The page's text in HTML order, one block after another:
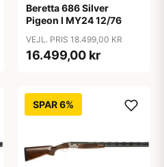
Beretta 686 Silver
Pigeon I MY24 12/76
VEJL. PRIS 18.499,00 KR
16.499,00 kr
SPAR 6%